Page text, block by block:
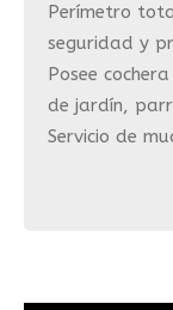
Perímetro
seguridad y
Posee
de jardín,
Servicio de